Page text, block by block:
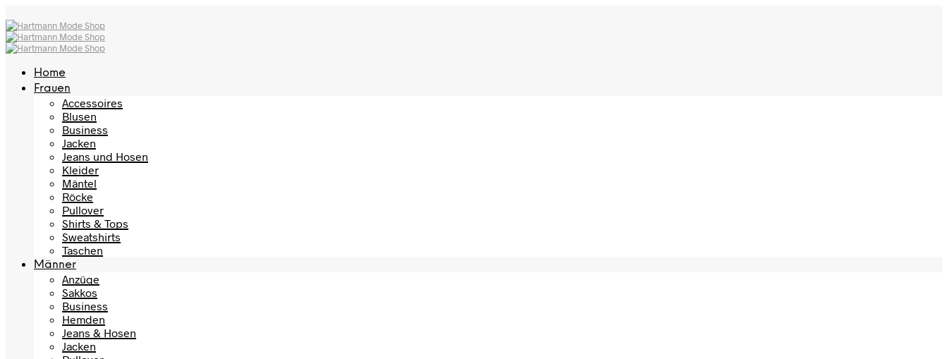
Home
Frauen
Accessoires
Blusen
Business
Jacken
Jeans und Hosen
Kleider
Mäntel
Röcke
Pullover
Shirts & Tops
Sweatshirts
Taschen
Männer
Anzüge
Sakkos
Business
Hemden
Jeans & Hosen
Jacken